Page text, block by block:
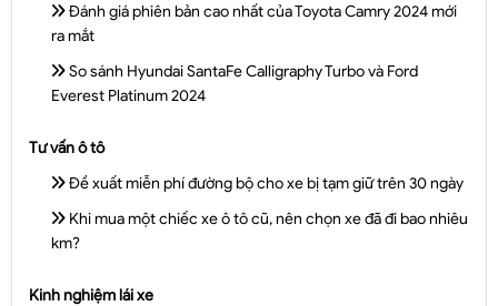
Đánh giá phiên bản cao nhất của Toyota Camry 2024 mới
ra mắt
So sánh Hyundai SantaFe Calligraphy Turbo và Ford
Everest Platinum 2024
Tư vấn ô tô
Đề xuất miễn phí đường bộ cho xe bị tạm giữ trên 30 ngày
Khi mua một chiếc xe ô tô cũ, nên chọn xe đã đi bao nhiêu
km?
Kinh nghiệm lái xe